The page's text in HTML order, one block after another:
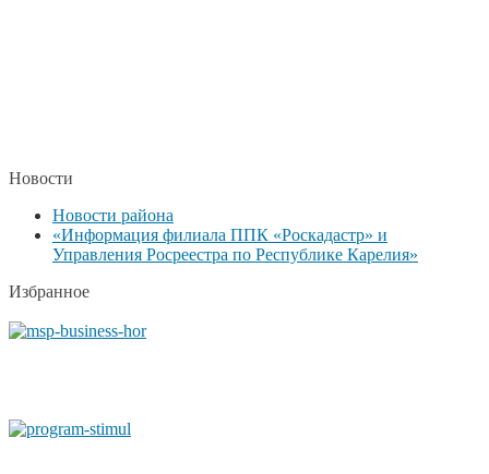
Новости
Новости района
«Информация филиала ППК «Роскадастр» и
Управления Росреестра по Республике Карелия»
Избранное